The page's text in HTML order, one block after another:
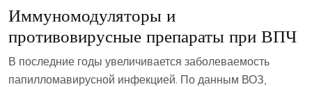
Иммуномодуляторы и
противовирусные препараты при ВПЧ
В последние годы увеличивается заболеваемость
папилломавирусной инфекцией. По данным ВОЗ,